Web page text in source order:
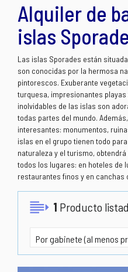
Alquiler de
islas
Las islas Sporades están
son conocidas por la hermosa
pintorescos. Exuberante
turquesa, impresionantes
inolvidables de las islas son
todas partes del mundo.
interesantes: monumentos,
islas en el grupo tienen todo
naturaleza y el turismo,
todos los lugares: en hoteles de
restaurantes finos y en canchas
1 Producto